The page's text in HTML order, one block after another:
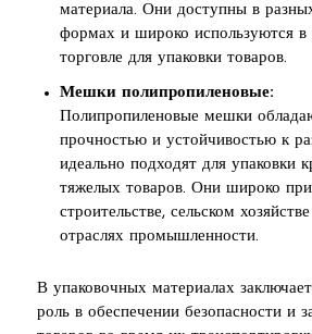
материала. Они доступны в
формах и широко используются в
торговле для упаковки товаров.
Мешки полипропиленовые:
Полипропиленовые мешки
прочностью и устойчивостью к
идеально подходят для упаковки
тяжелых товаров. Они широко
строительстве, сельском
отраслях промышленности.
В упаковочных материалах
роль в обеспечении безопасности и